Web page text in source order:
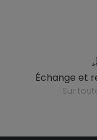
échange et
sur